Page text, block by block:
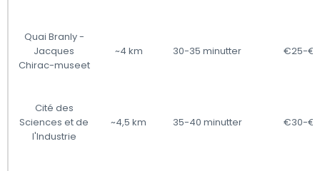
Quai Branly -
Jacques
Chirac-museet
~4 km 30-35 minutter €25-
Cité des
Sciences et de
l'Industrie
~4,5 km 35-40 minutter €30-